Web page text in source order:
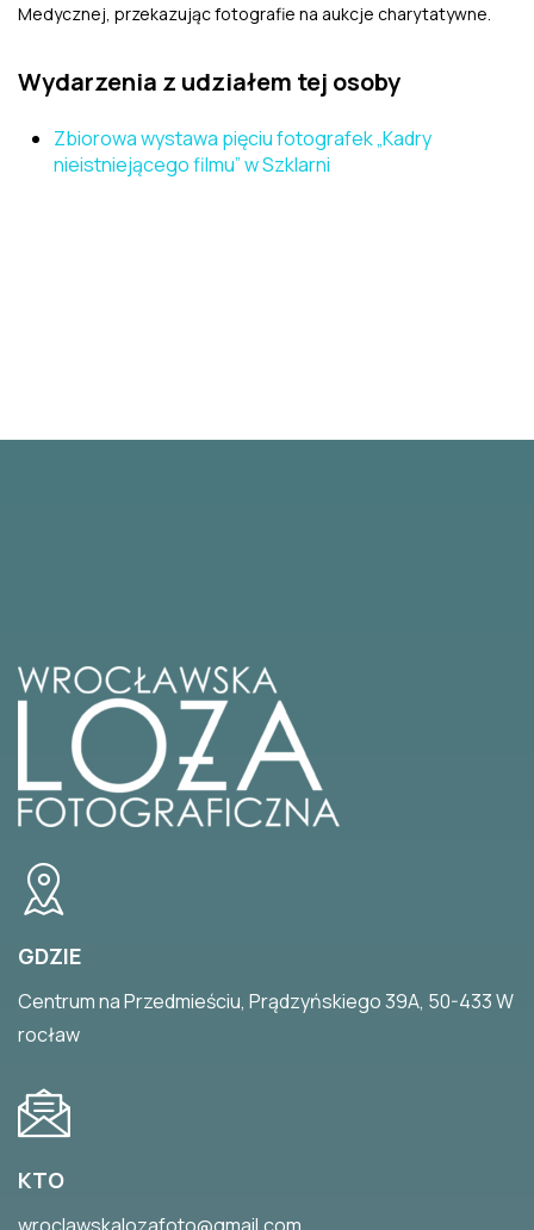
Medycznej, przekazując fotografie na aukcje charytatywne.
Wydarzenia z udziałem tej osoby
Zbiorowa wystawa pięciu fotografek „Kadry
nieistniejącego filmu” w Szklarni
GDZIE
Centrum na Przedmieściu, Prądzyńskiego 39A, 50-433 W
rocław
KTO